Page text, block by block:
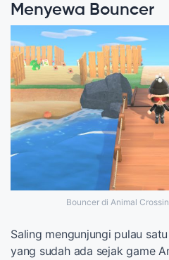
Menyewa Bouncer
Bouncer di Animal
Saling mengunjungi pulau
yang sudah ada sejak game